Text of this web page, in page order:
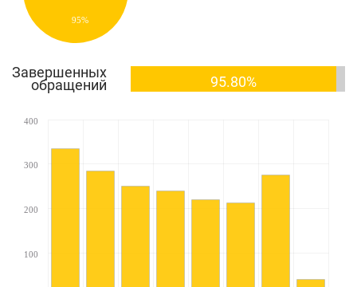
95%
Завершенных
обращений 95.80%
100
200
300
400